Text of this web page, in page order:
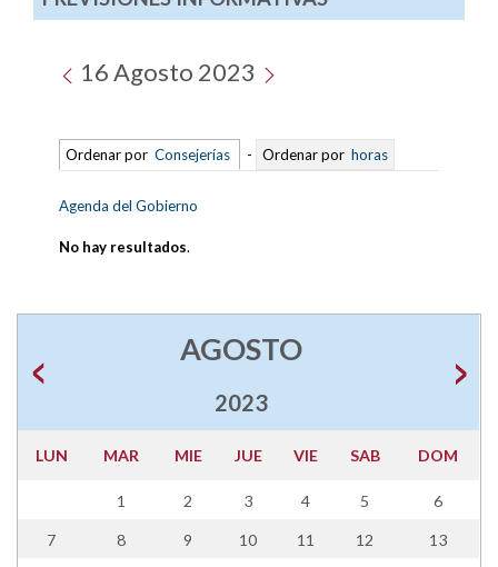
16 Agosto 2023
Ordenar por Consejerías - Ordenar por horas
Agenda del Gobierno
No hay resultados.
AGOSTO
2023
LUN MAR MIE JUE VIE SAB DOM
1 2 3 4 5 6
7 8 9 10 11 12 13